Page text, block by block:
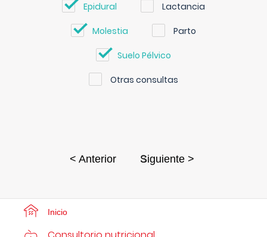
Epidural Lactancia
Molestia Parto
Suelo Pélvico
Otras consultas
< Anterior 3
Siguiente >
Inicio